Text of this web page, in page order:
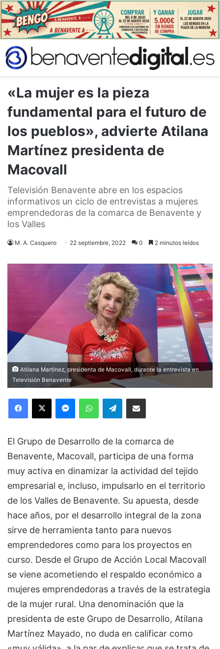
«La mujer es la pieza
fundamental para el futuro de
los pueblos», advierte Atilana
Martínez presidenta de
Macovall
Televisión Benavente abre en los espacios
informativos un ciclo de entrevistas a mujeres
emprendedoras de la comarca de Benavente y
los Valles
M. A. Casquero 22 septiembre, 2022 0 2 minutos leídos
Atilana Martínez, presidenta de Macovall, durante la entrevista en
Televisión Benavente
Facebook
X MessengerWhatsAppTelegramCompartir via Email
El Grupo de Desarrollo de la comarca de
Benavente, Macovall, participa de una forma
muy activa en dinamizar la actividad del tejido
empresarial e, incluso, impulsarlo en el territorio
de los Valles de Benavente. Su apuesta, desde
hace años, por el desarrollo integral de la zona
sirve de herramienta tanto para nuevos
emprendedores como para los proyectos en
curso. Desde el Grupo de Acción Local Macovall
se viene acometiendo el respaldo económico a
mujeres emprendedoras a través de la estrategia
de la mujer rural. Una denominación que la
presidenta de este Grupo de Desarrollo, Atilana
Martínez Mayado, no duda en calificar como